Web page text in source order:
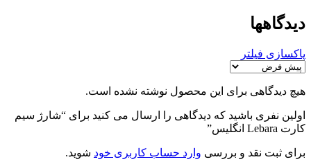
دیدگاهها
پاکسازی فیلتر
هیچ دیدگاهی برای این محصول نوشته نشده است.
اولین نفری باشید که دیدگاهی را ارسال می کنید برای “شارژ سیم
کارت Lebara انگلیس”
برای ثبت نقد و بررسی وارد حساب کاربری خود شوید.